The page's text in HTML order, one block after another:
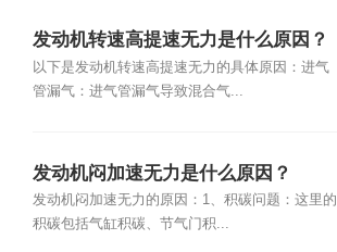
发动机转速高提速无力是什么原因？
以下是发动机转速高提速无力的具体原因：进气
管漏气：进气管漏气导致混合气...
发动机闷加速无力是什么原因？
发动机闷加速无力的原因：1、积碳问题：这里的
积碳包括气缸积碳、节气门积...